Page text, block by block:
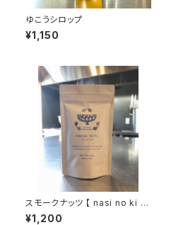
ゆこうシロップ
¥1,150
スモークナッツ 【 nasi no ki re
birth project 】
¥1,200